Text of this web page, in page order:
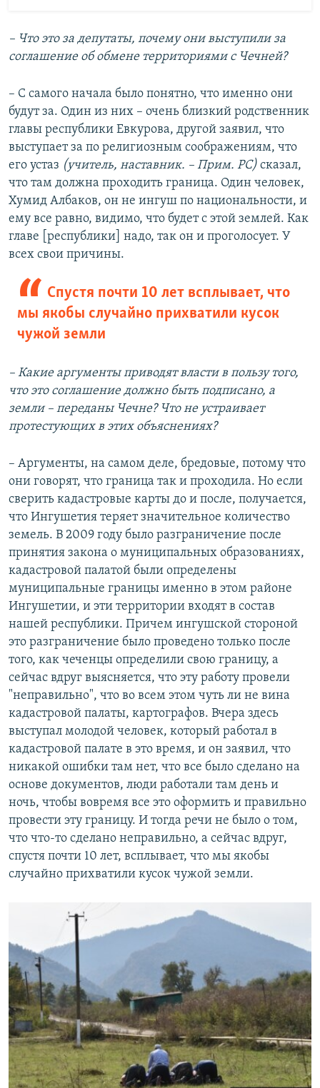
– Что это за депутаты, почему они выступили за
соглашение об обмене территориями с Чечней?
– С самого начала было понятно, что именно они
будут за. Один из них – очень близкий родственник
главы республики Евкурова, другой заявил, что
выступает за по религиозным соображениям, что
его устаз (учитель, наставник. – Прим. РС) сказал,
что там должна проходить граница. Один человек,
Хумид Албаков, он не ингуш по национальности, и
ему все равно, видимо, что будет с этой землей. Как
главе [республики] надо, так он и проголосует. У
всех свои причины.
Спустя почти 10 лет всплывает, что
мы якобы случайно прихватили кусок
чужой земли
– Какие аргументы приводят власти в пользу того,
что это соглашение должно быть подписано, а
земли – переданы Чечне? Что не устраивает
протестующих в этих объяснениях?
– Аргументы, на самом деле, бредовые, потому что
они говорят, что граница так и проходила. Но если
сверить кадастровые карты до и после, получается,
что Ингушетия теряет значительное количество
земель. В 2009 году было разграничение после
принятия закона о муниципальных образованиях,
кадастровой палатой были определены
муниципальные границы именно в этом районе
Ингушетии, и эти территории входят в состав
нашей республики. Причем ингушской стороной
это разграничение было проведено только после
того, как чеченцы определили свою границу, а
сейчас вдруг выясняется, что эту работу провели
"неправильно", что во всем этом чуть ли не вина
кадастровой палаты, картографов. Вчера здесь
выступал молодой человек, который работал в
кадастровой палате в это время, и он заявил, что
никакой ошибки там нет, что все было сделано на
основе документов, люди работали там день и
ночь, чтобы вовремя все это оформить и правильно
провести эту границу. И тогда речи не было о том,
что что-то сделано неправильно, а сейчас вдруг,
спустя почти 10 лет, всплывает, что мы якобы
случайно прихватили кусок чужой земли.